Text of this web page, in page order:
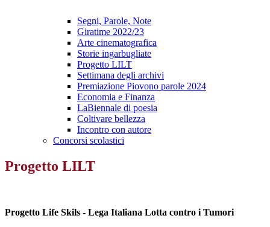
Segni, Parole, Note
Giratime 2022/23
Arte cinematografica
Storie ingarbugliate
Progetto LILT
Settimana degli archivi
Premiazione Piovono parole 2024
Economia e Finanza
LaBiennale di poesia
Coltivare bellezza
Incontro con autore
Concorsi scolastici
Progetto LILT
Progetto Life Skils - Lega Italiana Lotta contro i Tumori